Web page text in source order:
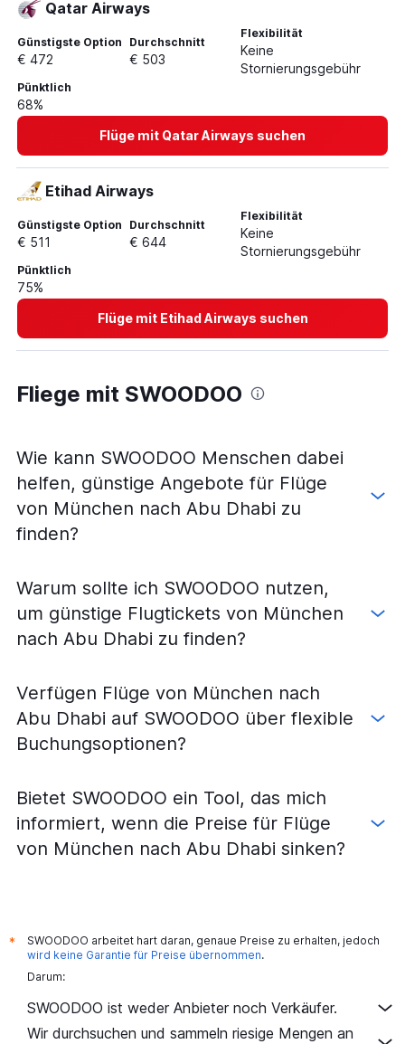
Qatar Airways
Günstigste Option
€ 472
Durchschnitt
€ 503
Flexibilität
Keine
Stornierungsgebühr
Pünktlich
68%
Flüge mit Qatar Airways suchen
Etihad Airways
Günstigste Option
€ 511
Durchschnitt
€ 644
Flexibilität
Keine
Stornierungsgebühr
Pünktlich
75%
Flüge mit Etihad Airways suchen
Fliege mit SWOODOO
Wie kann SWOODOO Menschen dabei
helfen, günstige Angebote für Flüge
von München nach Abu Dhabi zu
finden?
Warum sollte ich SWOODOO nutzen,
um günstige Flugtickets von München
nach Abu Dhabi zu finden?
Verfügen Flüge von München nach
Abu Dhabi auf SWOODOO über flexible
Buchungsoptionen?
Bietet SWOODOO ein Tool, das mich
informiert, wenn die Preise für Flüge
von München nach Abu Dhabi sinken?
*
SWOODOO arbeitet hart daran, genaue Preise zu erhalten, jedoch
wird keine Garantie für Preise übernommen.
Darum:
SWOODOO ist weder Anbieter noch Verkäufer.
Wir durchsuchen und sammeln riesige Mengen an